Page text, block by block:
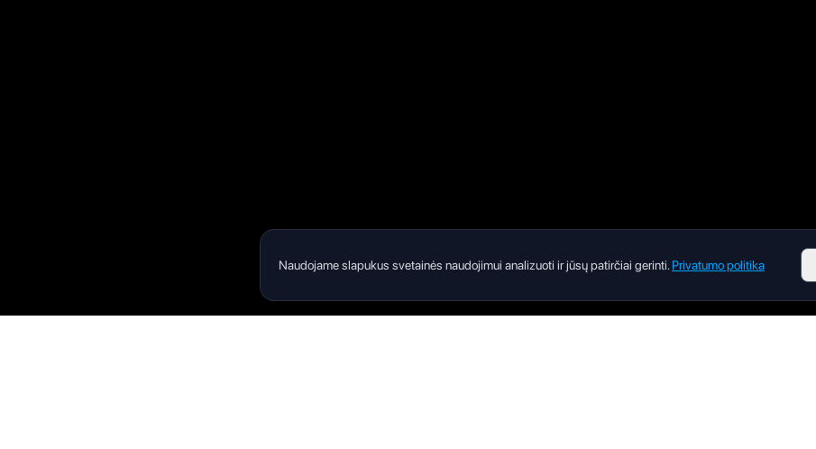
Naudojame slapukus svetainės naudojimui analizuoti ir jūsų patirčiai gerinti. Privatumo politika